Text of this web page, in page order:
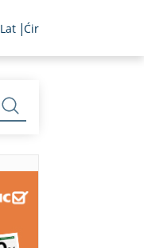
Lat Ćir